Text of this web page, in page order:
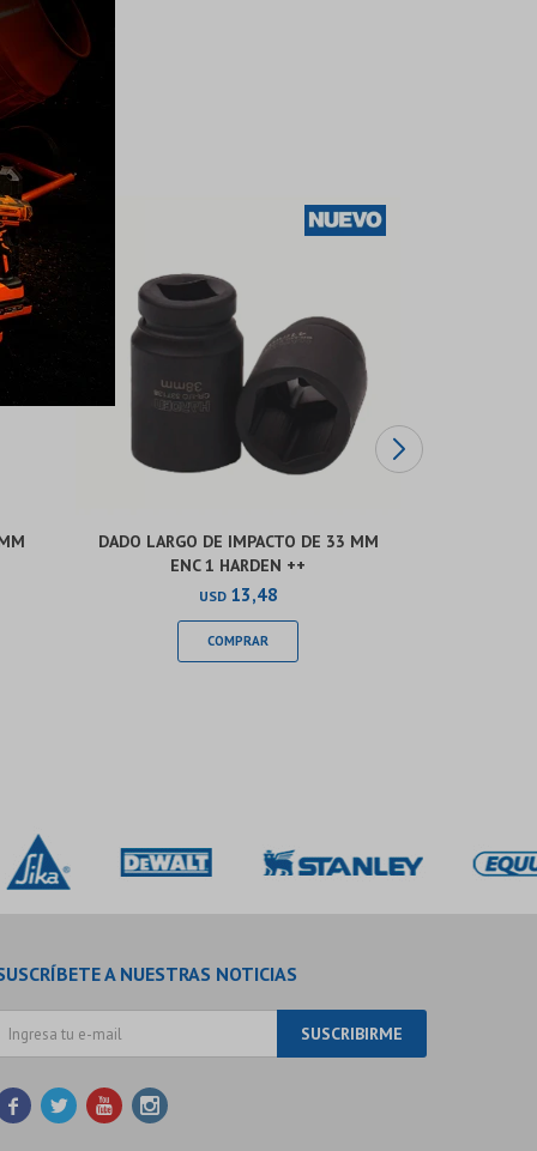
DADO LARGO DE IMPACTO DE 33 MM
ENC 1 HARDEN ++
USD 13,48
A NUESTRAS NOTICIAS
SUSCRIBIRME
   